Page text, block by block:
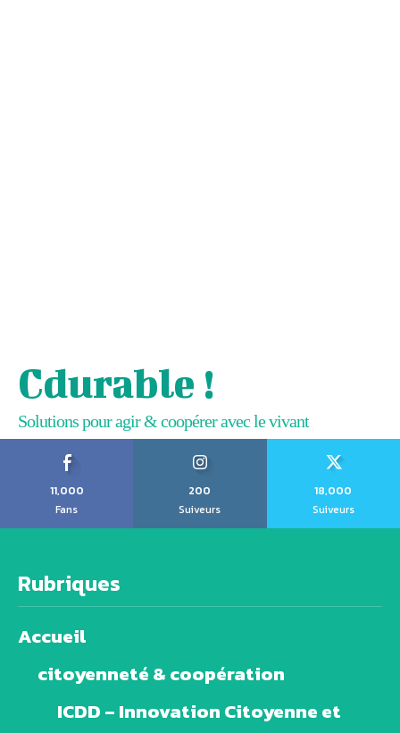
Cdurable !
Solutions pour agir & coopérer avec le vivant
11,000
Fans
200
Suiveurs
18,000
Suiveurs
Rubriques
Accueil
citoyenneté & coopération
ICDD – Innovation Citoyenne et